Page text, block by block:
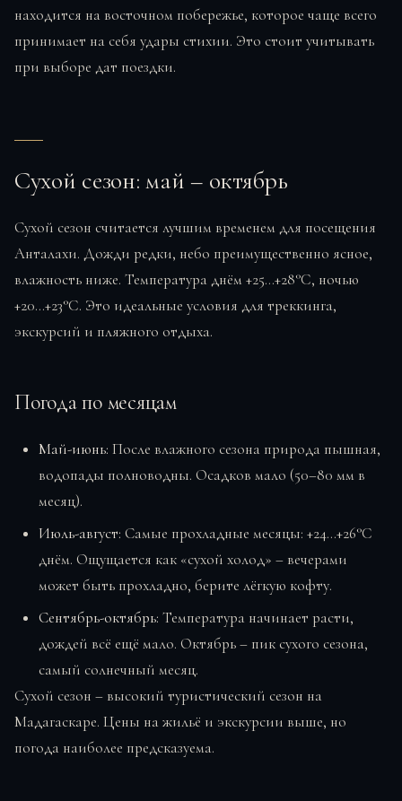
находится на восточном побережье, которое чаще всего
принимает на себя удары стихии. Это стоит учитывать
при выборе дат поездки.
Сухой сезон: май – октябрь
Сухой сезон считается лучшим временем для посещения
Анталахи. Дожди редки, небо преимущественно ясное,
влажность ниже. Температура днём +25…+28°C, ночью
+20…+23°C. Это идеальные условия для треккинга,
экскурсий и пляжного отдыха.
Погода по месяцам
Май-июнь: После влажного сезона природа пышная,
водопады полноводны. Осадков мало (50–80 мм в
месяц).
Июль-август: Самые прохладные месяцы: +24…+26°C
днём. Ощущается как «сухой холод» – вечерами
может быть прохладно, берите лёгкую кофту.
Сентябрь-октябрь: Температура начинает расти,
дождей всё ещё мало. Октябрь – пик сухого сезона,
самый солнечный месяц.
Сухой сезон – высокий туристический сезон на
Мадагаскаре. Цены на жильё и экскурсии выше, но
погода наиболее предсказуема.